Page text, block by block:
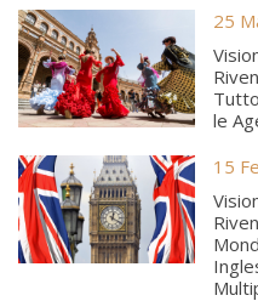
25
le
15